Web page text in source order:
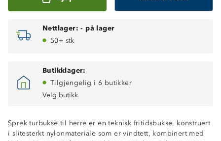
Nettlager: - på lager
50+ stk
Butikklager:
Tilgjengelig i 6 butikker
Velg butikk
Sprek turbukse til herre er en teknisk fritidsbukse, konstruert
i slitesterkt nylonmateriale som er vindtett, kombinert med